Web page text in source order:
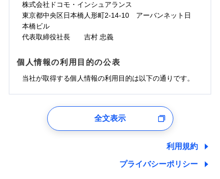
株式会社ドコモ・インシュアランス
東京都中央区日本橋人形町2-14-10 アーバンネット日
本橋ビル
代表取締役社長 吉村 忠義
個人情報の利用目的の公表
当社が取得する個人情報の利用目的は以下の通りです。
ユーザー登録受付および、管理のため
しくは委託を受けている保険会社・提携会社の保険その他に
た維持管理等の委託業務遂行のため、またそれらに付帯、関
全文表示
利用規約
プライバシーポリシー